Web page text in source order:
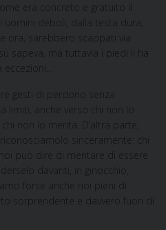
era concreto e gratuito il
uomini deboli, dalla testa dura,
ora, sarebbero scappati via
sapeva, ma tuttavia i piedi li ha
gesti di perdono senza
limiti, anche verso chi non lo
non lo merita. D’altra parte,
sinceramente: chi
può dire di meritare di essere
davanti, in ginocchio,
forse anche noi pieni di
sorprendente e davvero fuori di